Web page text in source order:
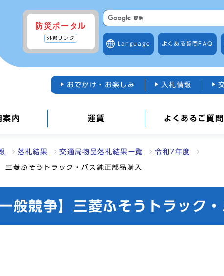
防災ポータル
外部リンク
Language よくある質問 FAQ
おでかけ・お楽しみ 入札情報
案内 運賃 よくあるご質問
落札結果 交通局物品落札結果一覧 令和7年度
三菱ふそうトラック・バス純正部品購入
般競争】三菱ふそうトラック